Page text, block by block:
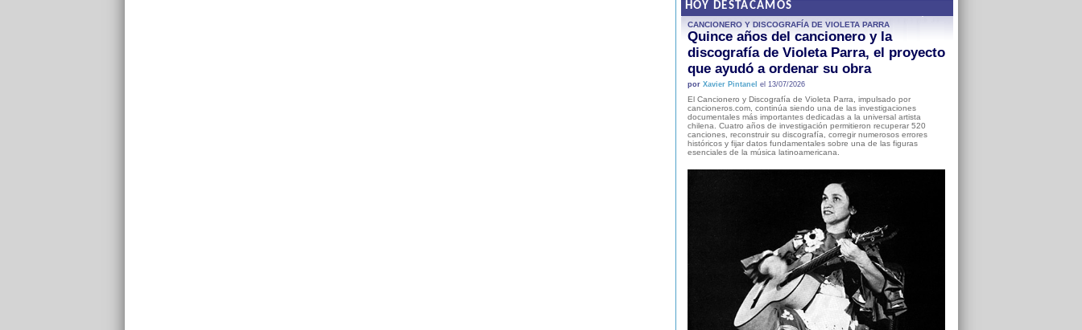
HOY DESTACAMOS
CANCIONERO Y DISCOGRAFÍA DE VIOLETA PARRA
Quince años del cancionero y la
discografía de Violeta Parra, el proyecto
que ayudó a ordenar su obra
por Xavier Pintanel el 13/07/2026
El Cancionero y Discografía de Violeta Parra, impulsado por
cancioneros.com, continúa siendo una de las investigaciones
documentales más importantes dedicadas a la universal artista
chilena. Cuatro años de investigación permitieron recuperar 520
canciones, reconstruir su discografía, corregir numerosos errores
históricos y fijar datos fundamentales sobre una de las figuras
esenciales de la música latinoamericana.